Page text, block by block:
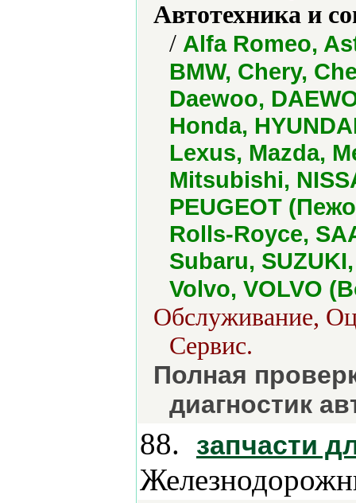
Автотехника и
/ Alfa Romeo,
BMW, Chery,
Daewoo,
Honda,
Lexus, Mazda,
Mitsubishi,
PEUGEOT
Rolls-Royce,
Subaru,
Volvo, VOLVO
Обслуживание,
Сервис.
Полная
диагностик
88. запчасти